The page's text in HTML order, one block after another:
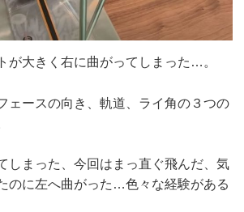
が大きく右に曲がってしまった…。
ェースの向き、軌道、ライ角の３つの
しまった、今回はまっ直ぐ飛んだ、気
のに左へ曲がった…色々な経験がある